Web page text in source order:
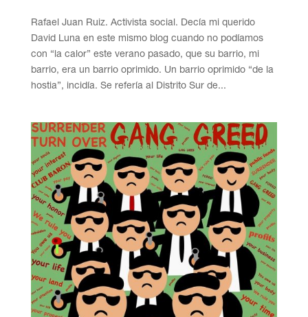
Rafael Juan Ruiz. Activista social. Decía mi querido
David Luna en este mismo blog cuando no podíamos
con “la calor” este verano pasado, que su barrio, mi
barrio, era un barrio oprimido. Un barrio oprimido “de la
hostia”, incidía. Se refería al Distrito Sur de...